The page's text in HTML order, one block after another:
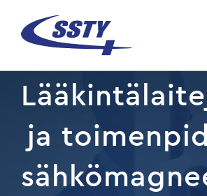
content
ja